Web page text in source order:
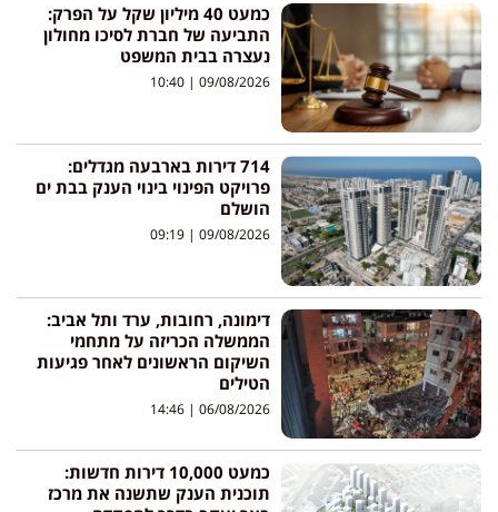
כמעט 40 מיליון שקל על הפרק:
התביעה של חברת לסיכו מחולון
נעצרה בבית המשפט
09/08/2026
714 דירות בארבעה מגדלים:
פרויקט הפינוי בינוי הענק בבת ים
הושלם
09/08/2026
דימונה, רחובות, ערד ותל אביב:
הממשלה הכריזה על מתחמי
השיקום הראשונים לאחר פגיעות
הטילים
06/08/2026
כמעט 10,000 דירות חדשות:
תוכנית הענק שתשנה את מרכז